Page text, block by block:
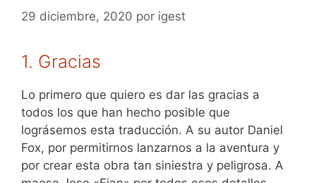
29 diciembre, 2020 por igest
1. Gracias
Lo primero que quiero es dar las gracias a
todos los que han hecho posible que
lográsemos esta traducción. A su autor Daniel
Fox, por permitirnos lanzarnos a la aventura y
por crear esta obra tan siniestra y peligrosa. A